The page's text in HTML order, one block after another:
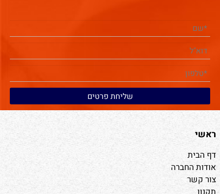
ראשי
דף הבית
אודות החברה
צור קשר